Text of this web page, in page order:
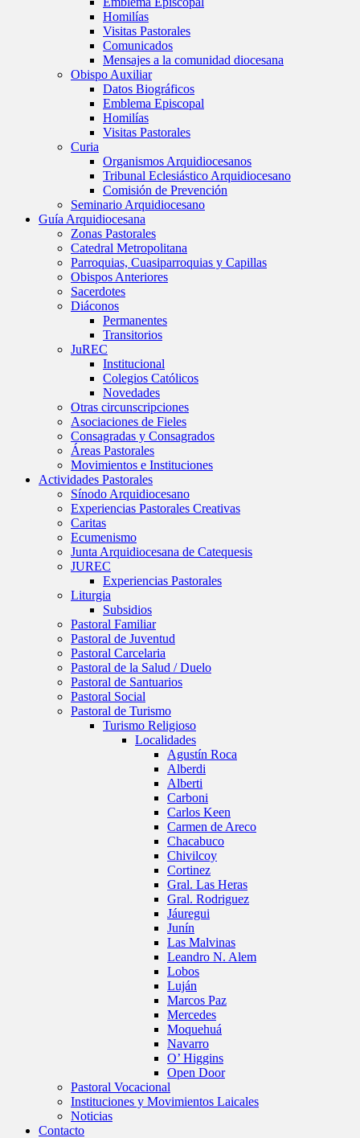
Homilías
Visitas Pastorales
Comunicados
Mensajes a la comunidad diocesana
Obispo Auxiliar
Datos Biográficos
Emblema Episcopal
Homilías
Visitas Pastorales
Curia
Organismos Arquidiocesanos
Tribunal Eclesiástico Arquidiocesano
Comisión de Prevención
Seminario Arquidiocesano
Guía Arquidiocesana
Zonas Pastorales
Catedral Metropolitana
Parroquias, Cuasiparroquias y Capillas
Obispos Anteriores
Sacerdotes
Diáconos
Permanentes
Transitorios
JuREC
Institucional
Colegios Católicos
Novedades
Otras circunscripciones
Asociaciones de Fieles
Consagradas y Consagrados
Áreas Pastorales
Movimientos e Instituciones
Actividades Pastorales
Sínodo Arquidiocesano
Experiencias Pastorales Creativas
Caritas
Ecumenismo
Junta Arquidiocesana de Catequesis
JUREC
Experiencias Pastorales
Liturgia
Subsidios
Pastoral Familiar
Pastoral de Juventud
Pastoral Carcelaria
Pastoral de la Salud / Duelo
Pastoral de Santuarios
Pastoral Social
Pastoral de Turismo
Turismo Religioso
Localidades
Agustín Roca
Alberdi
Alberti
Carboni
Carlos Keen
Carmen de Areco
Chacabuco
Chivilcoy
Cortinez
Gral. Las Heras
Gral. Rodriguez
Jáuregui
Junín
Las Malvinas
Leandro N. Alem
Lobos
Luján
Marcos Paz
Mercedes
Moquehuá
Navarro
O’ Higgins
Open Door
Pastoral Vocacional
Instituciones y Movimientos Laicales
Noticias
Contacto